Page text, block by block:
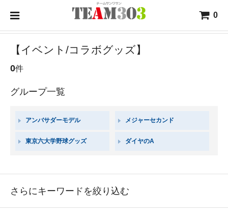
0
【イベント/コラボグッズ】
0件
グループ一覧
アンバサダーモデル メジャーセカンド
東京六大学野球グッズ ダイヤのA
さらにキーワードを絞り込む